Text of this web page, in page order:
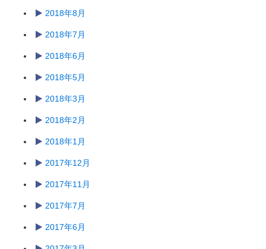
2018年8月
2018年7月
2018年6月
2018年5月
2018年3月
2018年2月
2018年1月
2017年12月
2017年11月
2017年7月
2017年6月